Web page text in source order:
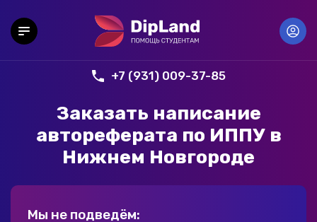
+7 (931) 009-37-85
Заказать написание
автореферата по ИППУ в
Нижнем Новгороде
Мы не подведём: